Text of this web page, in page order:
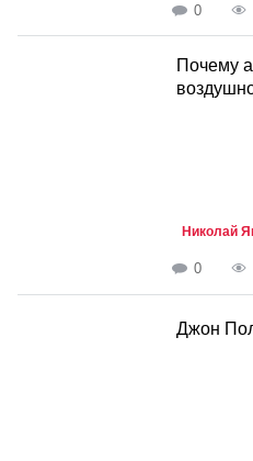
0
Почему
Николай
0
Джон